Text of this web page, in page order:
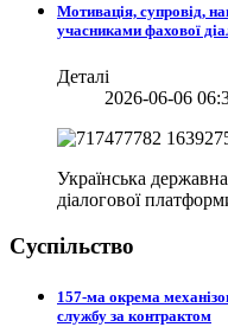
Мотивація, супровід,
учасниками фахової
Деталі
2026-06-06
Українська
діалогової
Суспільство
157-ма окрема
службу за контрактом